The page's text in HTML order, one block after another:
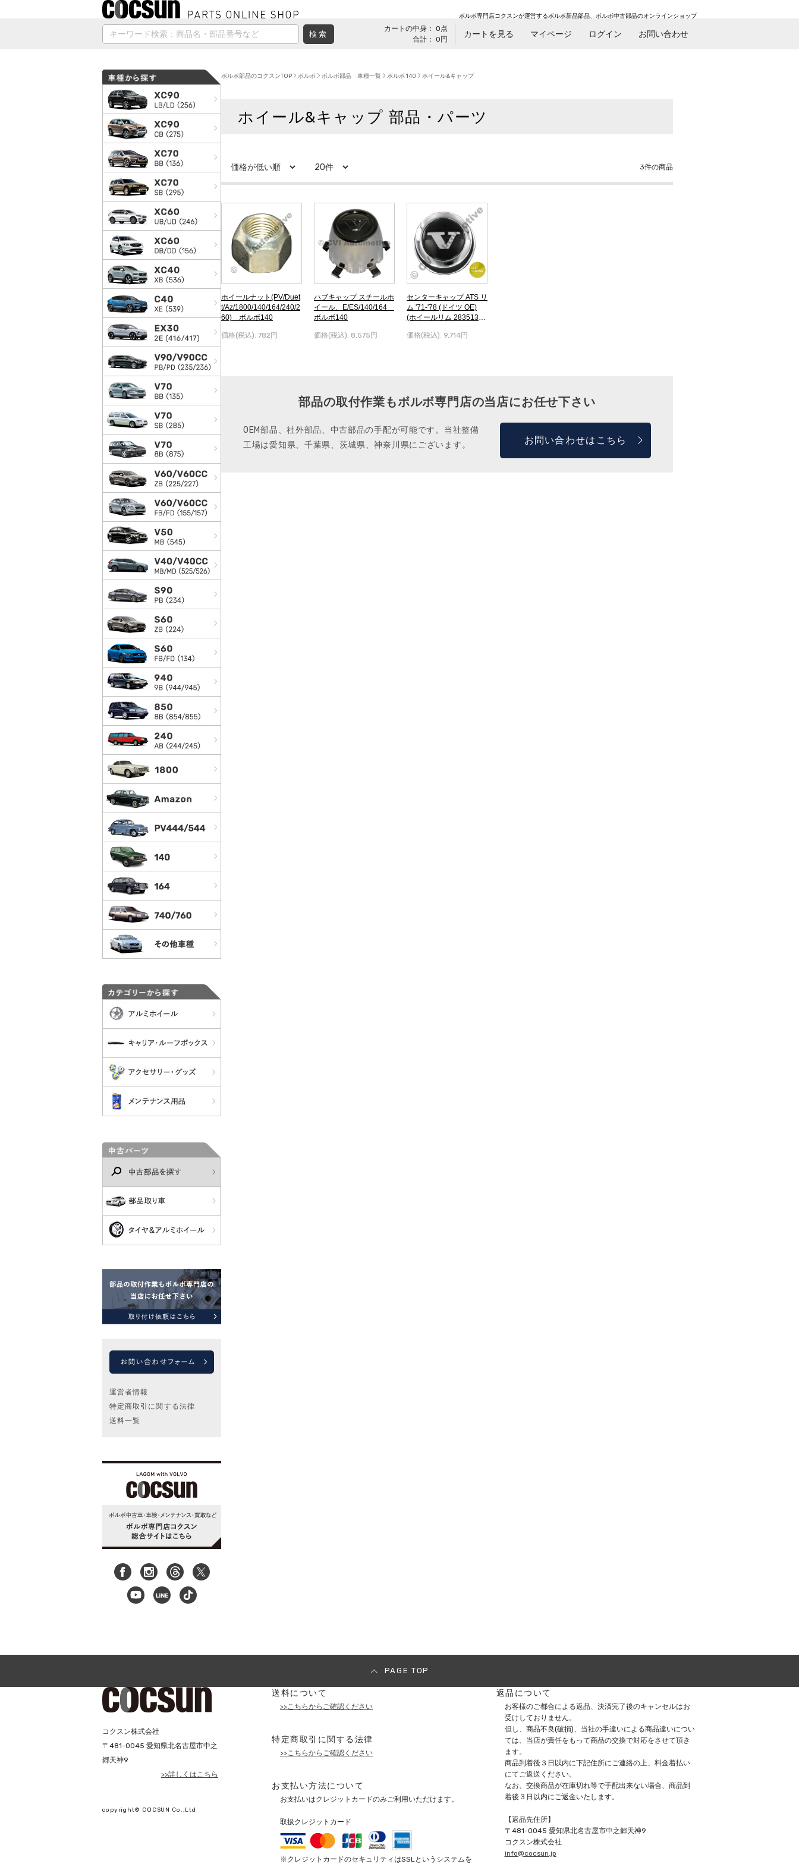
ボルボ専門店コクスンが運営するボルボ新品部品、ボルボ中古部品のオンラインショップ
検索
カートの中身： 0点
合計： 0円
カートを見る マイページ ログイン お問い合わせ
運営者情報
特定商取引に関する法律
送料一覧
ボルボ部品のコクスンTOP ボルボ ボルボ部品 車種一覧 ボルボ 140 ホイール&キャップ
ホイール&キャップ 部品・パーツ
3件の商品
ホイールナット(PV/Duet
t/Az/1800/140/164/240/2
60) ボルボ140
価格(税込): 782円
ハブキャップ スチールホ
イール、E/ES/140/164
ボルボ140
価格(税込): 8,575円
センターキャップ ATS リ
ム '71-'78 (ドイツ OE)
(ホイールリム 283513、
ボ140
価格(税込): 9,714円
部品の取付作業もボルボ専門店の当店にお任せ下さい
OEM部品、社外部品、中古部品の手配が可能です。当社整備
工場は愛知県、千葉県、茨城県、神奈川県にございます。
お問い合わせはこちら
PAGE TOP
コクスン株式会社
〒 481-0045 愛知県北名古屋市中之
郷天神9
>>詳しくはこちら
copyright© COCSUN Co.,Ltd
送料について
>>こちらからご確認ください
特定商取引に関する法律
>>こちらからご確認ください
お支払い方法について
お支払いはクレジットカードのみご利用いただけます。
取扱クレジットカード
※クレジットカードのセキュリティはSSLというシステムを
返品について
お客様のご都合による返品、決済完了後のキャンセルはお
受けしておりません。
但し、商品不良(破損)、当社の手違いによる商品違いについ
ては、当店が責任をもって商品の交換で対応をさせて頂き
ます。
商品到着後３日以内に下記住所にご連絡の上、料金着払い
にてご返送ください。
なお、交換商品が在庫切れ等で手配出来ない場合、商品到
着後３日以内にご返金いたします。
【返品先住所】
〒 481-0045 愛知県北名古屋市中之郷天神9
コクスン株式会社
info@cocsun.jp